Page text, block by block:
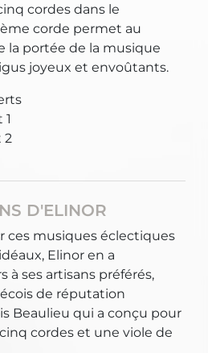
cordes dans le
corde permet au
la portée de la musique
joyeux et envoûtants.
2
D'ELINOR
ces musiques éclectiques
Elinor en a
à ses artisans préférés,
de réputation
Beaulieu qui a conçu pour
cordes et une viole de